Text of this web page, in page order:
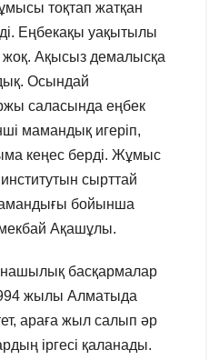
тоқтап жатқан
Еңбекақы уақытылы
Ақысыз демалысқа
Осындай
саласында еңбек
мамандық игеріп,
кеңес берді. Жұмыс
сырттай
бойынша
Ақашұлы.
басқармалар
жылы Алматыда
араға жыл салып әр
іргесі қаланады.